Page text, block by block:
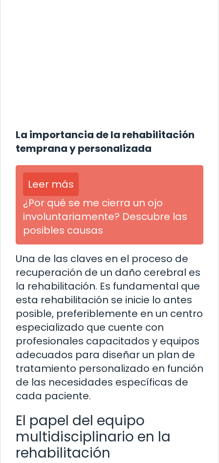
La importancia de la rehabilitación
temprana y personalizada
Leer más
¿Por qué se me cierra un ojo
involuntariamente? Descubre las
posibles causas
Una de las claves en el proceso de
recuperación de un daño cerebral es
la rehabilitación. Es fundamental que
esta rehabilitación se inicie lo antes
posible, preferiblemente en un centro
especializado que cuente con
profesionales capacitados y equipos
adecuados para diseñar un plan de
tratamiento personalizado en función
de las necesidades específicas de
cada paciente.
El papel del equipo
multidisciplinario en la
rehabilitación